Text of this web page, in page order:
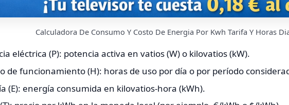
Calculadora De Consumo Y Costo De Energia Por Kwh Tarifa Y Horas
eléctrica (P): potencia activa en vatios (W) o kilovatios (kW).
de funcionamiento (H): horas de uso por día o por período
(E): energía consumida en kilovatios-hora (kWh).